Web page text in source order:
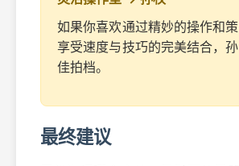
如果你喜欢通过精妙的操作和策
享受速度与技巧的完美结合，
佳拍档。
最终建议